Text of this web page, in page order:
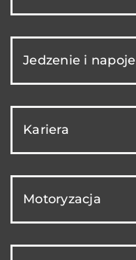
Jedzenie i napoje
Kariera
Motoryzacja